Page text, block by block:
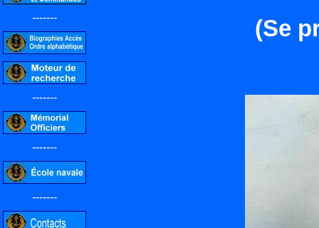
-------
-------
-------
-------
(Se